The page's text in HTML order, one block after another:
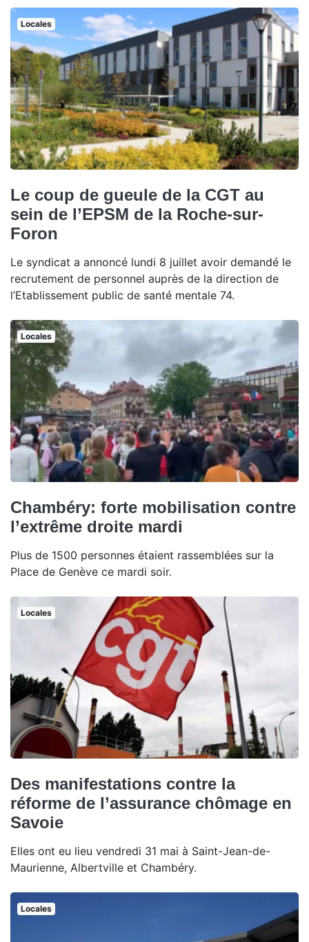
Locales
Le coup de gueule de la CGT au
sein de l’EPSM de la Roche-sur-
Foron
Le syndicat a annoncé lundi 8 juillet avoir demandé le
recrutement de personnel auprès de la direction de
l’Etablissement public de santé mentale 74.
Locales
Chambéry: forte mobilisation contre
l’extrême droite mardi
Plus de 1500 personnes étaient rassemblées sur la
Place de Genève ce mardi soir.
Locales
Des manifestations contre la
réforme de l’assurance chômage en
Savoie
Elles ont eu lieu vendredi 31 mai à Saint-Jean-de-
Maurienne, Albertville et Chambéry.
Locales